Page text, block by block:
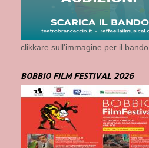
clikkare sull'immagine per il bando
BOBBIO FILM FESTIVAL 2026